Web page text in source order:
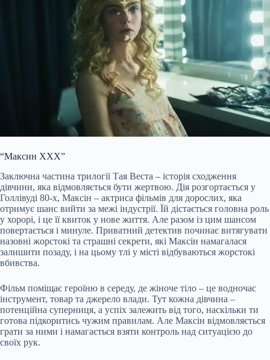
“Максин XXX”
Заключна частина трилогії Тая Веста – історія сходження
дівчини, яка відмовляється бути жертвою. Дія розгортається у
Голлівуді 80-х, Максін – актриса фільмів для дорослих, яка
отримує шанс вийти за межі індустрії. Їй дістається головна роль
у хорорі, і це її квиток у нове життя. Але разом із цим шансом
повертається і минуле. Приватний детектив починає витягувати
назовні жорстокі та страшні секрети, які Максін намагалася
залишити позаду, і на цьому тлі у місті відбуваються жорстокі
вбивства.
Фільм поміщає героїню в середу, де жіноче тіло – це водночас
інструмент, товар та джерело влади. Тут кожна дівчина –
потенційна суперниця, а успіх залежить від того, наскільки ти
готова підкоритись чужим правилам. Але Максін відмовляється
грати за ними і намагається взяти контроль над ситуацією до
своїх рук.